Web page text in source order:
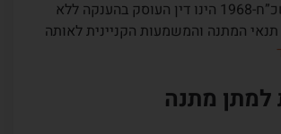
חוק המתנה, תשכ”ח-1968 הינו דין העוסק בהענקה ללא
המתנה והמשמעות הקניינית לאותה
למתן מתנה